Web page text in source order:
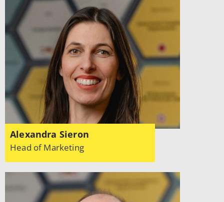
Alexandra Sieron
Head of Marketing